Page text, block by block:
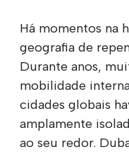
Há momentos na
geografia de
Durante anos,
mobilidade
cidades globais
amplamente
ao seu redor.